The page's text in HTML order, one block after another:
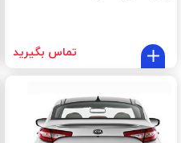
تماس بگیرید